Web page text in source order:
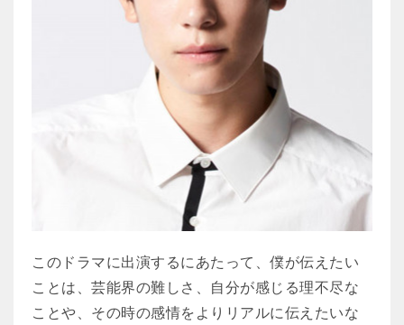
このドラマに出演するにあたって、僕が伝えたい
ことは、芸能界の難しさ、自分が感じる理不尽な
ことや、その時の感情をよりリアルに伝えたいな